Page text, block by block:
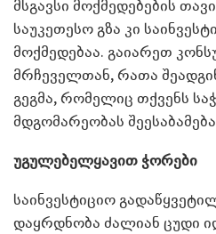
მსგავსი მოქმედებების
საუკეთესო გზა კი
მოქმედებაა. გაიარეთ
მრჩეველთან, რათა
გეგმა, რომელიც თქვენს
მდგომარეობას
უგულებელყავით ჭორები
საინვესტიციო
დაყრდნობა ძალიან ცუდი